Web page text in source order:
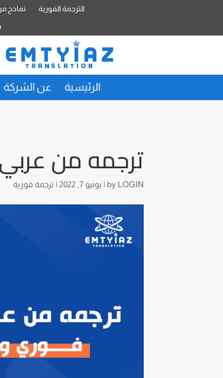
الترجمة الفورية نماذج
الرئيسية عن الشركة
ترجمه من
by LOGIN
| يونيو 7, 2022 | ترجمة فورية